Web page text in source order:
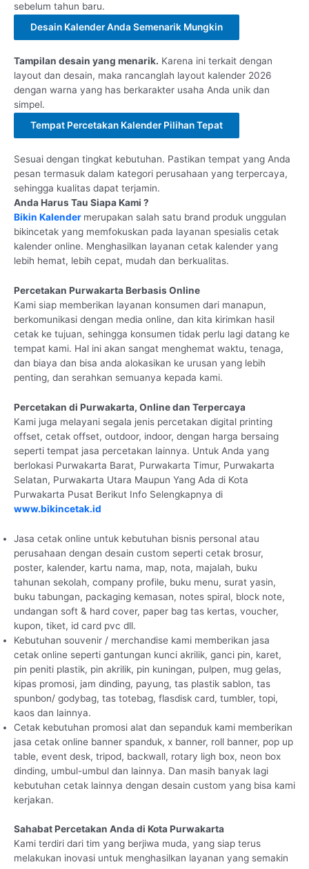
sebelum tahun baru.
Desain Kalender Anda Semenarik Mungkin
Tampilan desain yang menarik. Karena ini terkait dengan
layout dan desain, maka rancanglah layout kalender 2026
dengan warna yang has berkarakter usaha Anda unik dan
simpel.
Tempat Percetakan Kalender Pilihan Tepat
Sesuai dengan tingkat kebutuhan. Pastikan tempat yang Anda
pesan termasuk dalam kategori perusahaan yang terpercaya,
sehingga kualitas dapat terjamin.
Anda Harus Tau Siapa Kami ?
Bikin Kalender merupakan salah satu brand produk unggulan
bikincetak yang memfokuskan pada layanan spesialis cetak
kalender online. Menghasilkan layanan cetak kalender yang
lebih hemat, lebih cepat, mudah dan berkualitas.
Percetakan Purwakarta Berbasis Online
Kami siap memberikan layanan konsumen dari manapun,
berkomunikasi dengan media online, dan kita kirimkan hasil
cetak ke tujuan, sehingga konsumen tidak perlu lagi datang ke
tempat kami. Hal ini akan sangat menghemat waktu, tenaga,
dan biaya dan bisa anda alokasikan ke urusan yang lebih
penting, dan serahkan semuanya kepada kami.
Percetakan di Purwakarta, Online dan Terpercaya
Kami juga melayani segala jenis percetakan digital printing
offset, cetak offset, outdoor, indoor, dengan harga bersaing
seperti tempat jasa percetakan lainnya. Untuk Anda yang
berlokasi Purwakarta Barat, Purwakarta Timur, Purwakarta
Selatan, Purwakarta Utara Maupun Yang Ada di Kota
Purwakarta Pusat Berikut Info Selengkapnya di
www.bikincetak.id
Jasa cetak online untuk kebutuhan bisnis personal atau
perusahaan dengan desain custom seperti cetak brosur,
poster, kalender, kartu nama, map, nota, majalah, buku
tahunan sekolah, company profile, buku menu, surat yasin,
buku tabungan, packaging kemasan, notes spiral, block note,
undangan soft & hard cover, paper bag tas kertas, voucher,
kupon, tiket, id card pvc dll.
Kebutuhan souvenir / merchandise kami memberikan jasa
cetak online seperti gantungan kunci akrilik, ganci pin, karet,
pin peniti plastik, pin akrilik, pin kuningan, pulpen, mug gelas,
kipas promosi, jam dinding, payung, tas plastik sablon, tas
spunbon/ godybag, tas totebag, flasdisk card, tumbler, topi,
kaos dan lainnya.
Cetak kebutuhan promosi alat dan sepanduk kami memberikan
jasa cetak online banner spanduk, x banner, roll banner, pop up
table, event desk, tripod, backwall, rotary ligh box, neon box
dinding, umbul-umbul dan lainnya. Dan masih banyak lagi
kebutuhan cetak lainnya dengan desain custom yang bisa kami
kerjakan.
Sahabat Percetakan Anda di Kota Purwakarta
Kami terdiri dari tim yang berjiwa muda, yang siap terus
melakukan inovasi untuk menghasilkan layanan yang semakin